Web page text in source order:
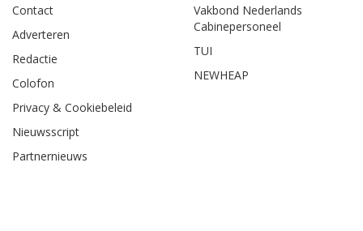
Contact
Adverteren
Redactie
Colofon
Privacy & Cookiebeleid
Nieuwsscript
Partnernieuws
Vakbond Nederlands
Cabinepersoneel
TUI
NEWHEAP